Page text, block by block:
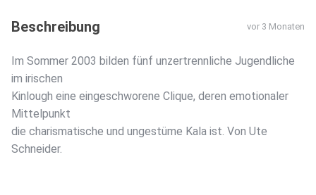
Beschreibung vor 3 Monaten
Im Sommer 2003 bilden fünf unzertrennliche Jugendliche
im irischen
Kinlough eine eingeschworene Clique, deren emotionaler
Mittelpunkt
die charismatische und ungestüme Kala ist. Von Ute
Schneider.